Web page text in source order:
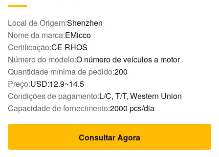
Local de Origem:Shenzhen
Nome da marca:EMicco
Certificação:CE RHOS
Número do modelo:O número de veículos a motor
Quantidade mínima de pedido:200
Preço:USD:12.9~14.5
Condições de pagamento:L/C, T/T, Western Union
Capacidade de fornecimento:2000 pcs/dia
Consultar Agora